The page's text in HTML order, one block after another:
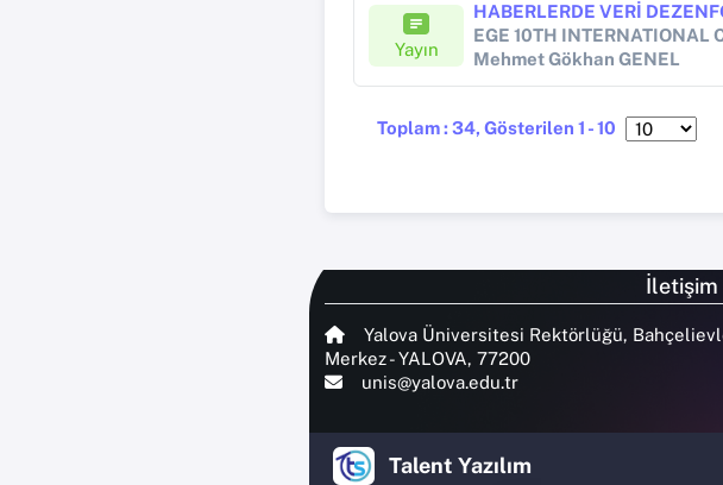
Yayın
Mehmet Gökhan GENEL
Toplam : 34, Gösterilen 1 - 10
İletişim
Yalova Üniversitesi Rektörlüğü,
Merkez - YALOVA, 77200
unis@yalova.edu.tr
Talent Yazılım